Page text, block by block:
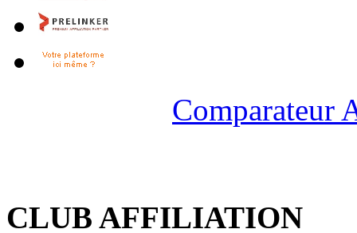
Comparateur
CLUB AFFILIATION